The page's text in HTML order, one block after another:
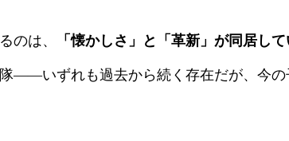
のは、 「懐かしさ」と「革新」が同居し
――いずれも過去から続く存在だが、今